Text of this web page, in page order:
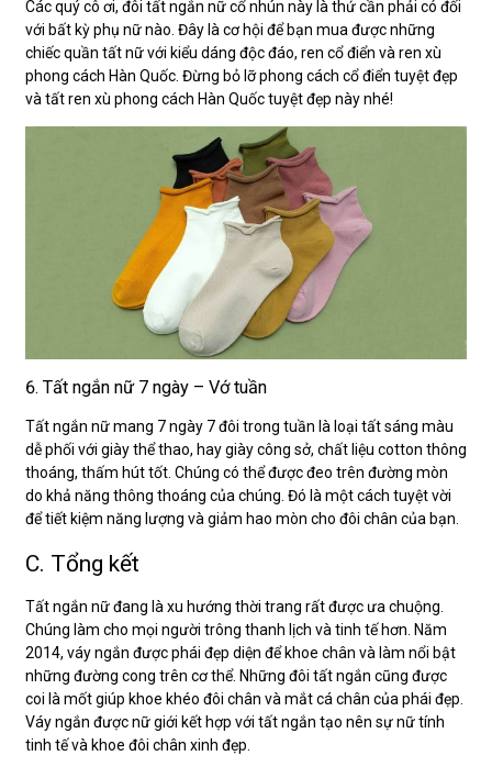
Các quý cô ơi, đôi tất ngắn nữ cổ nhún này là thứ cần phải có đối
với bất kỳ phụ nữ nào. Đây là cơ hội để bạn mua được những
chiếc quần tất nữ với kiểu dáng độc đáo, ren cổ điển và ren xù
phong cách Hàn Quốc. Đừng bỏ lỡ phong cách cổ điển tuyệt đẹp
và tất ren xù phong cách Hàn Quốc tuyệt đẹp này nhé!
6. Tất ngắn nữ 7 ngày – Vớ tuần
Tất ngắn nữ mang 7 ngày 7 đôi trong tuần là loại tất sáng màu
dễ phối với giày thể thao, hay giày công sở, chất liệu cotton thông
thoáng, thấm hút tốt. Chúng có thể được đeo trên đường mòn
do khả năng thông thoáng của chúng. Đó là một cách tuyệt vời
để tiết kiệm năng lượng và giảm hao mòn cho đôi chân của bạn.
C. Tổng kết
Tất ngắn nữ đang là xu hướng thời trang rất được ưa chuộng.
Chúng làm cho mọi người trông thanh lịch và tinh tế hơn. Năm
2014, váy ngắn được phái đẹp diện để khoe chân và làm nổi bật
những đường cong trên cơ thể. Những đôi tất ngắn cũng được
coi là mốt giúp khoe khéo đôi chân và mắt cá chân của phái đẹp.
Váy ngắn được nữ giới kết hợp với tất ngắn tạo nên sự nữ tính
tinh tế và khoe đôi chân xinh đẹp.